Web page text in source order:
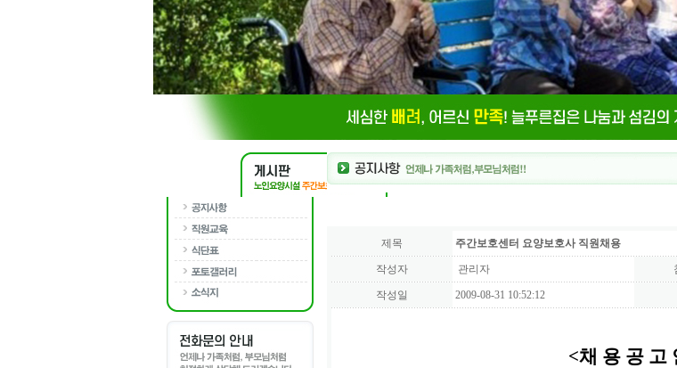
제목 주간보호센터 요양보호사 직원채용
작성자 관리자
작성일 2009-08-31 10:52:12
<채 용 공 고